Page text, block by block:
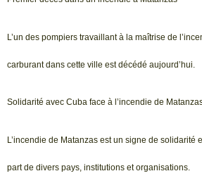
L’un des pompiers travaillant à la maîtrise de
carburant dans cette ville est décédé aujourd’hui.
Solidarité avec Cuba face à l’incendie de
L’incendie de Matanzas est un signe de solidarité
part de divers pays, institutions et organisations.